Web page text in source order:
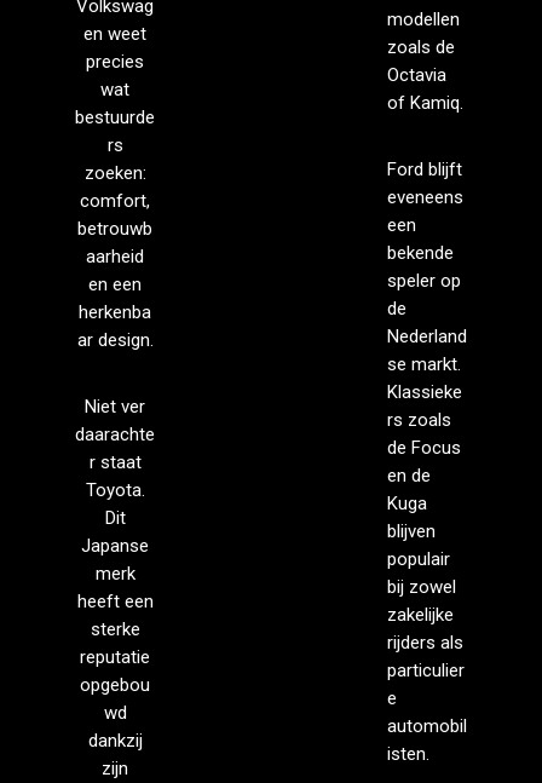
Volkswag
en weet
precies
wat
bestuurde
rs
zoeken:
comfort,
betrouwb
aarheid
en een
herkenba
ar design.
Niet ver
daarachte
r staat
Toyota.
Dit
Japanse
merk
heeft een
sterke
reputatie
opgebou
wd
dankzij
zijn
modellen
zoals de
Octavia
of Kamiq.
Ford blijft
eveneens
een
bekende
speler op
de
Nederland
se markt.
Klassieke
rs zoals
de Focus
en de
Kuga
blijven
populair
bij zowel
zakelijke
rijders als
particulier
e
automobil
isten.